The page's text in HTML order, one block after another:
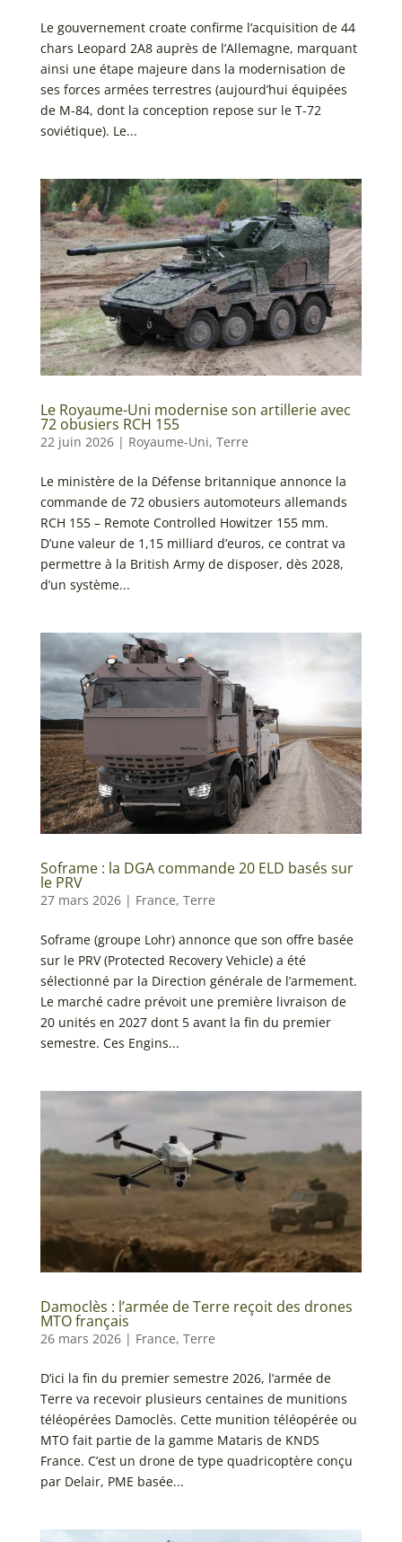
Le gouvernement croate confirme l’acquisition de 44
chars Leopard 2A8 auprès de l’Allemagne, marquant
ainsi une étape majeure dans la modernisation de
ses forces armées terrestres (aujourd’hui équipées
de M-84, dont la conception repose sur le T-72
soviétique). Le...
Le Royaume-Uni modernise son artillerie avec
72 obusiers RCH 155
22 juin 2026| Royaume-Uni, Terre
Le ministère de la Défense britannique annonce la
commande de 72 obusiers automoteurs allemands
RCH 155 – Remote Controlled Howitzer 155 mm.
D’une valeur de 1,15 milliard d’euros, ce contrat va
permettre à la British Army de disposer, dès 2028,
d’un système...
Soframe : la DGA commande 20 ELD basés sur
le PRV
27 mars 2026| France, Terre
Soframe (groupe Lohr) annonce que son offre basée
sur le PRV (Protected Recovery Vehicle) a été
sélectionné par la Direction générale de l’armement.
Le marché cadre prévoit une première livraison de
20 unités en 2027 dont 5 avant la fin du premier
semestre. Ces Engins...
Damoclès : l’armée de Terre reçoit des drones
MTO français
26 mars 2026| France, Terre
D’ici la fin du premier semestre 2026, l’armée de
Terre va recevoir plusieurs centaines de munitions
téléopérées Damoclès. Cette munition téléopérée ou
MTO fait partie de la gamme Mataris de KNDS
France. C’est un drone de type quadricoptère conçu
par Delair, PME basée...